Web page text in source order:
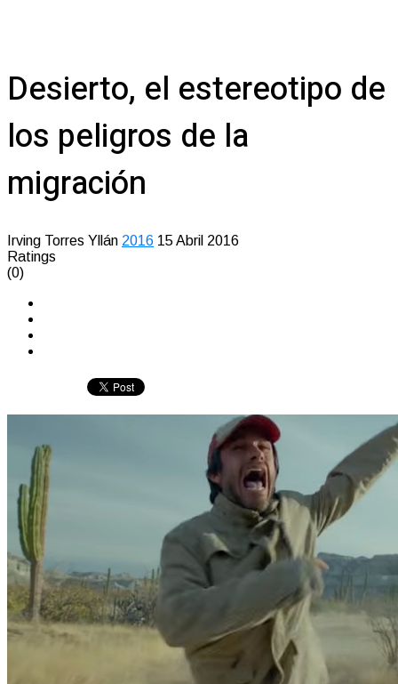
Desierto, el estereotipo de
los peligros de la
migración
Irving Torres Yllán 2016 15 Abril 2016
Ratings
(0)